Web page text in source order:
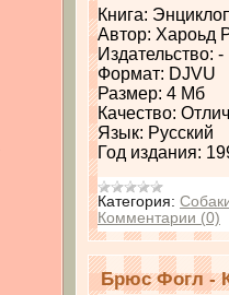
Книга:
Автор: Хароьд
Издательство: -
Формат: DJVU
Размер: 4 Мб
Качество:
Язык: Русский
Год издания:
Категория:
Комментарии (0)
Брюс Фогл -